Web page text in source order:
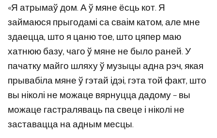
«Я атрымаў дом. А ў мяне ёсць кот. Я
займаюся прыгодамі са сваім катом, але мне
здаецца, што я цаню тое, што цяпер маю
хатнюю базу, чаго ў мяне не было раней. У
пачатку майго шляху ў музыцы адна рэч, якая
прывабіла мяне ў гэтай ідэі, гэта той факт, што
вы ніколі не можаце вярнуцца дадому – вы
можаце гастраляваць па свеце і ніколі не
заставацца на адным месцы.